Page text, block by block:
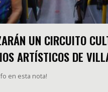
UN CIRCUITO
ARTÍSTICOS DE
en esta nota!